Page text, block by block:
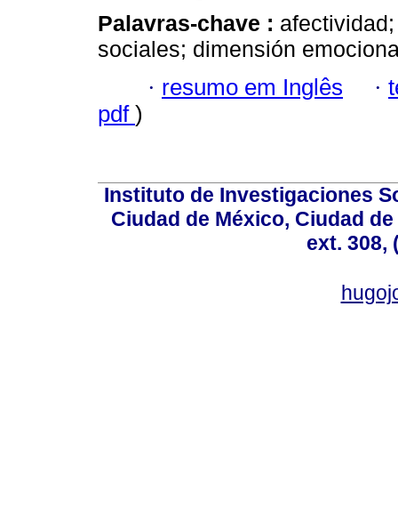
Palavras-chave :
sociales; dimensión
· resumo em Inglês ·
pdf )
Instituto de Investigaciones
Ciudad de México, Ciudad
ext. 308,